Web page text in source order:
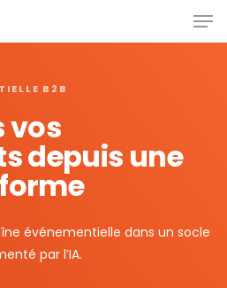
B2B
vos
depuis une
événementielle dans un socle
par l’IA.